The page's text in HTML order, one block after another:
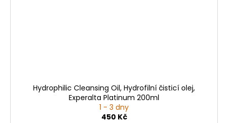
Hydrophilic Cleansing Oil, Hydrofilní čisticí olej,
Experalta Platinum 200ml
1 - 3 dny
450 Kč